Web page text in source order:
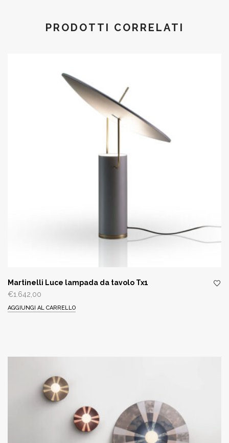
PRODOTTI CORRELATI
Martinelli Luce lampada da tavolo Tx1
€1.642,00
AGGIUNGI AL CARRELLO